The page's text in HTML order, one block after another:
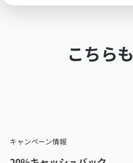
こちら
キャンペーン情報